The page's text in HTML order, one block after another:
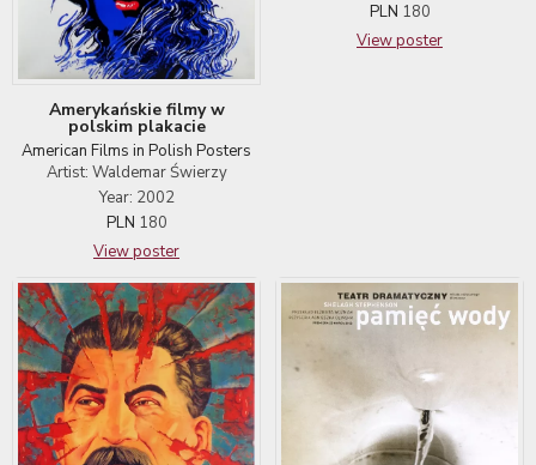
Amerykańskie filmy w
polskim plakacie
American Films in Polish Posters
Artist: Waldemar Świerzy
Year: 2002
PLN 180
View poster
PLN 180
View poster